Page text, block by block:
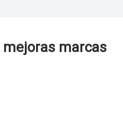
mejoras marcas